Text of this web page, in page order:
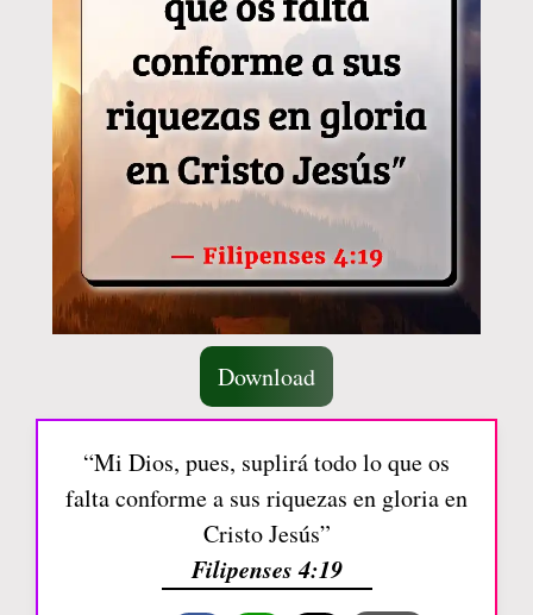
Download
“Mi Dios, pues, suplirá todo lo que os
falta conforme a sus riquezas en gloria en
Cristo Jesús”
Filipenses 4:19